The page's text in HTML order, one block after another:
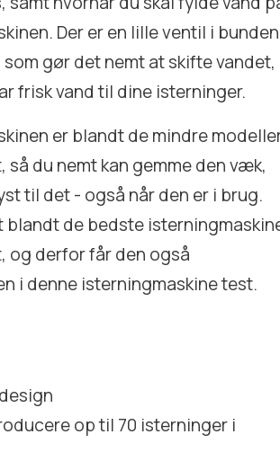
Der er en lille ventil i bunden
gør det nemt at skifte vandet,
frisk vand til dine isterninger.
er blandt de mindre
så du nemt kan gemme den væk,
til det - også når den er i brug.
blandt de bedste
og derfor får den også
i denne isterningmaskine test.
op til 70 isterninger i